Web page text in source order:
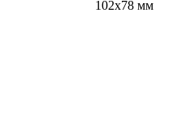
102x78 мм